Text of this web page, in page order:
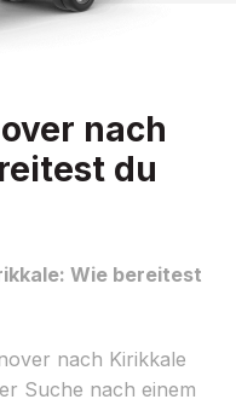
nach
du
Wie bereitest
nach Kirikkale
Suche nach einem